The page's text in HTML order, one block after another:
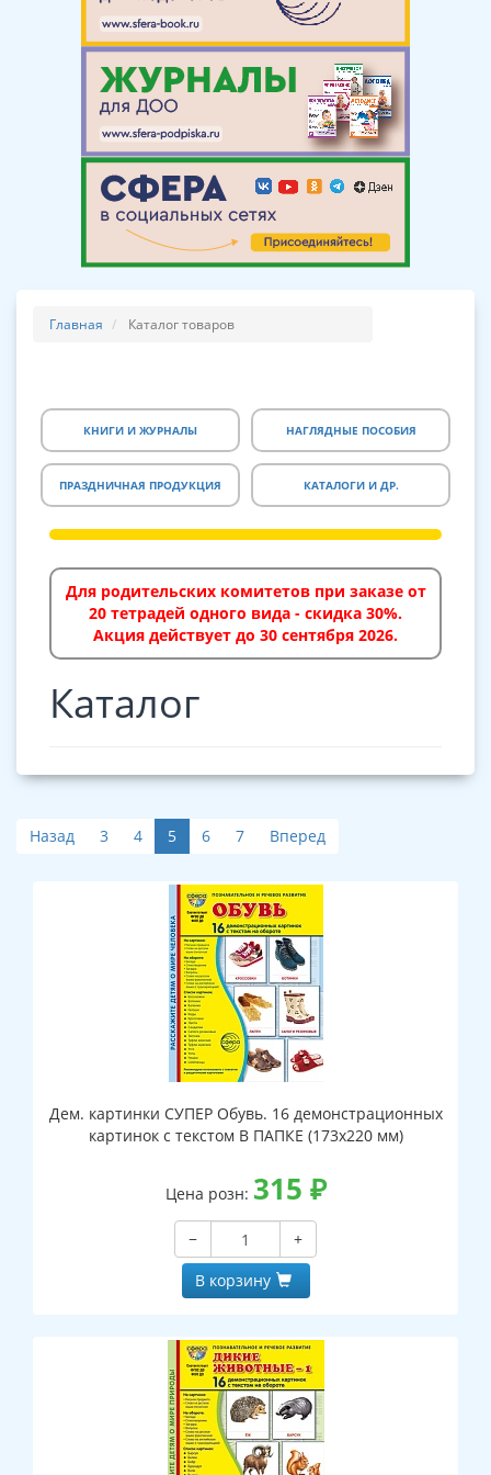
Главная Каталог товаров
КНИГИ И ЖУРНАЛЫ НАГЛЯДНЫЕ ПОСОБИЯ
ПРАЗДНИЧНАЯ ПРОДУКЦИЯ КАТАЛОГИ И ДР.
Для родительских комитетов при заказе от
20 тетрадей одного вида - скидка 30%.
Акция действует до 30 сентября 2026.
Каталог
Назад 3 4 5 6 7 Вперед
Дем. картинки СУПЕР Обувь. 16 демонстрационных
картинок с текстом В ПАПКЕ (173х220 мм)
Цена розн: 315 ₽
−
+
В корзину